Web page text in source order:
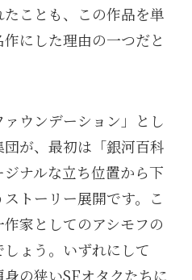
ことも、この作品を単
にした理由の一つだと
ウンデーション」とし
が、最初は「銀河百科
ナルな立ち位置から下
トーリー展開です。こ
家としてのアシモフの
ょう。いずれにして
の狭いSFオタクたちに